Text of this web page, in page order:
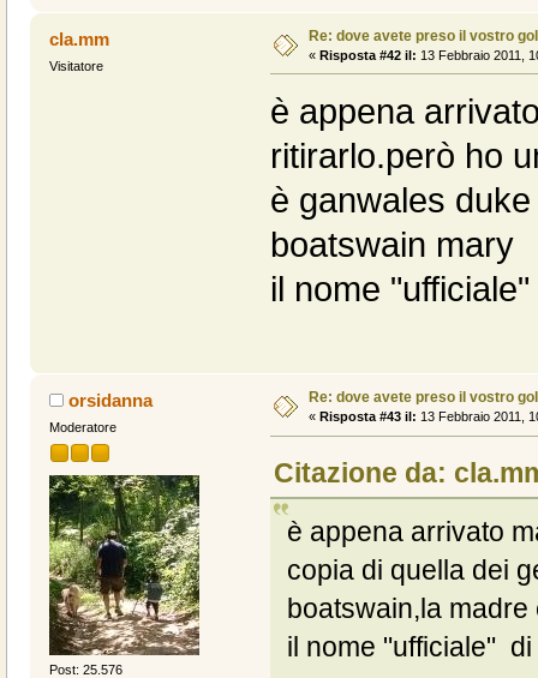
cla.mm
Visitatore
Re: dove avete preso il vostro
« Risposta #42 il: 13 Febbraio 2011,
è appena
ritirarlo.però ho
è ganwales
boatswain
il nome
orsidanna
Moderatore
Post: 25.576
Re: dove avete preso il vostro
« Risposta #43 il: 13 Febbraio 2011,
Citazione da:
è appena arrivato
copia di quella dei
boatswain,la
il nome "ufficiale"